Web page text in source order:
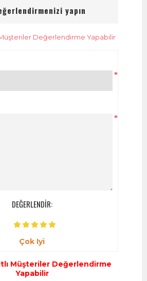
yapın
Müşteriler Değerlendirme Yapabilir
*
*
DEĞERLENDİR:
Çok Iyi
Müşteriler Değerlendirme
Yapabilir